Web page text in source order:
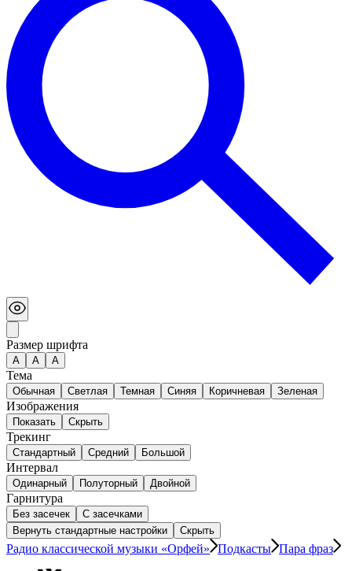
Размер шрифта
А A A
Тема
Обычная Светлая Темная Синяя Коричневая Зеленая
Изображения
Показать Скрыть
Трекинг
Стандартный Средний Большой
Интервал
Одинарный Полуторный Двойной
Гарнитура
Без засечек
С засечками
Вернуть стандартные настройки
Скрыть
Радио классической музыки «Орфей» Подкасты Пара фраз